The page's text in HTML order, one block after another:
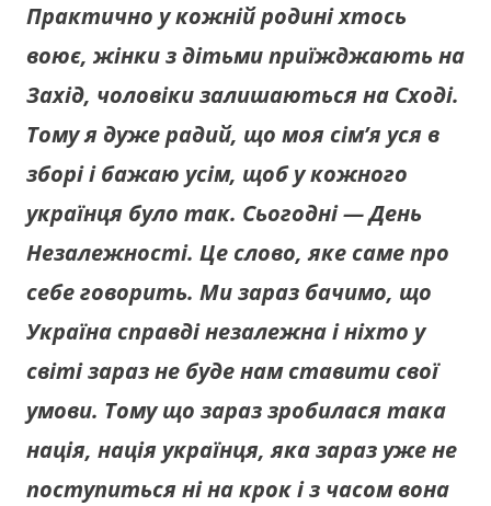
Практично у кожній родині хтось
воює, жінки з дітьми приїжджають на
Захід, чоловіки залишаються на Сході.
Тому я дуже радий, що моя сім’я уся в
зборі і бажаю усім, щоб у кожного
українця було так. Сьогодні — День
Незалежності. Це слово, яке саме про
себе говорить. Ми зараз бачимо, що
Україна справді незалежна і ніхто у
світі зараз не буде нам ставити свої
умови. Тому що зараз зробилася така
нація, нація українця, яка зараз уже не
поступиться ні на крок і з часом вона